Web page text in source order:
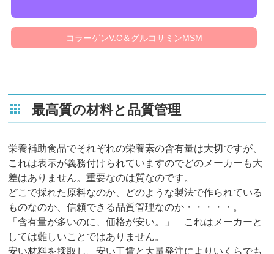
コラーゲンV.C＆グルコサミンMSM
最高質の材料と品質管理
栄養補助食品でそれぞれの栄養素の含有量は大切ですが、
これは表示が義務付けられていますのでどのメーカーも大
差はありません。重要なのは質なのです。
どこで採れた原料なのか、どのような製法で作られている
ものなのか、信頼できる品質管理なのか・・・・・。
「含有量が多いのに、価格が安い。」 これはメーカーと
しては難しいことではありません。
安い材料を採取し、安い工賃と大量発注によりいくらでも